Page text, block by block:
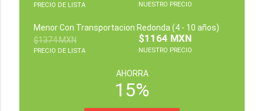
PRECIO DE LISTA NUESTRO PRECIO
Menor Con Transportacion Redonda (4 - 10 años)
$1374 MXN
PRECIO DE LISTA
$1164 MXN
NUESTRO PRECIO
AHORRA
15%